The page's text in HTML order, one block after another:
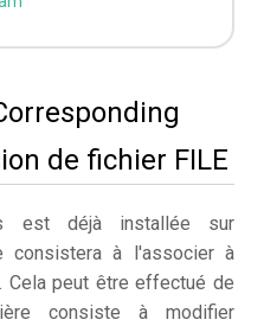
de fichier FILE
est déjà installée sur
consistera à l'associer à
Cela peut être effectué de
consiste à modifier